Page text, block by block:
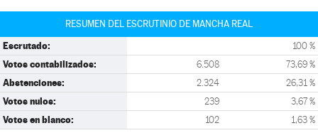
RESUMEN DEL ESCRUTINIO DE MANCHA REAL
Escrutado: 100 %
Votos contabilizados: 6.508 73,69 %
Abstenciones: 2.324 26,31 %
Votos nulos: 239 3,67 %
Votos en blanco: 102 1,63 %